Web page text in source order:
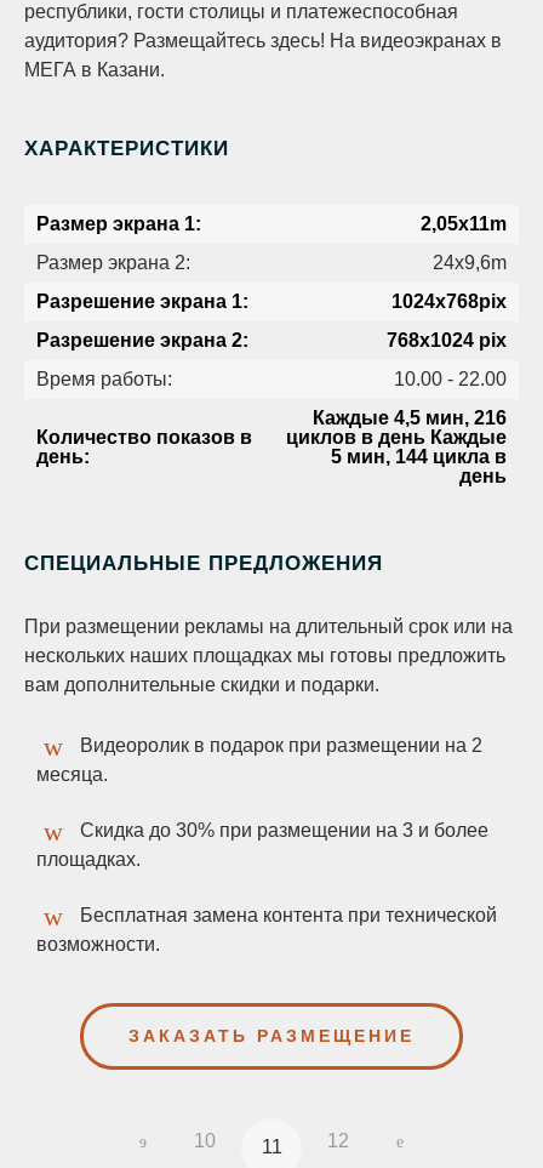
республики, гости столицы и платежеспособная
аудитория? Размещайтесь здесь! На видеоэкранах в
МЕГА в Казани.
ХАРАКТЕРИСТИКИ
Размер экрана 1:
2,05х11m
Размер экрана 2:
24х9,6m
Разрешение экрана 1:
1024х768pix
Разрешение экрана 2:
768х1024 pix
Время работы:
10.00 - 22.00
Количество показов в
день:
Каждые 4,5 мин, 216
циклов в день Каждые
5 мин, 144 цикла в
день
СПЕЦИАЛЬНЫЕ ПРЕДЛОЖЕНИЯ
При размещении рекламы на длительный срок или на
нескольких наших площадках мы готовы предложить
вам дополнительные скидки и подарки.
Видеоролик в подарок при размещении на 2
месяца.
Скидка до 30% при размещении на 3 и более
площадках.
Бесплатная замена контента при технической
возможности.
ЗАКАЗАТЬ РАЗМЕЩЕНИЕ
10 11 12